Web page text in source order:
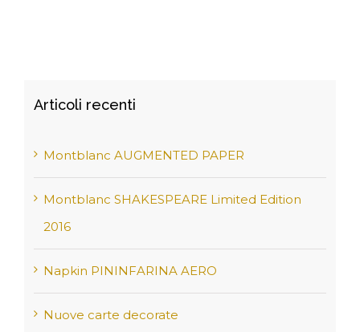
Articoli recenti
Montblanc AUGMENTED PAPER
Montblanc SHAKESPEARE Limited Edition
2016
Napkin PININFARINA AERO
Nuove carte decorate